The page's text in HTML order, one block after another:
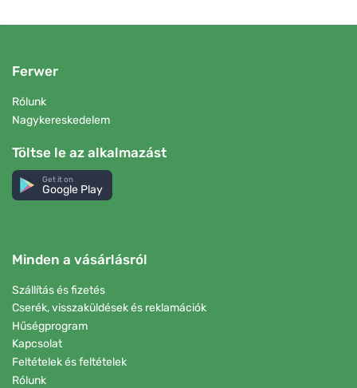
Ferwer
Rólunk
Nagykereskedelem
Töltse le az alkalmazást
Get it on
Google Play
Minden a vásárlásról
Szállítás és fizetés
Cserék, visszaküldések és reklamációk
Hűségprogram
Kapcsolat
Feltételek és feltételek
Rólunk